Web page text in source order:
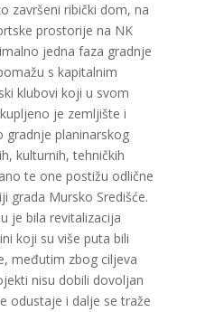
završeni ribički dom, na
prostorije na NK
jedna faza gradnje
s kapitalnim
klubovi koji u svom
je zemljište i
gradnje planinarskog
kulturnih, tehničkih
te one postižu odlične
grada Mursko Središće.
je bila revitalizacija
koji su više puta bili
međutim zbog ciljeva
nisu dobili dovoljan
odustaje i dalje se traže